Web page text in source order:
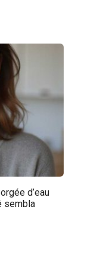
d’eau
sembla